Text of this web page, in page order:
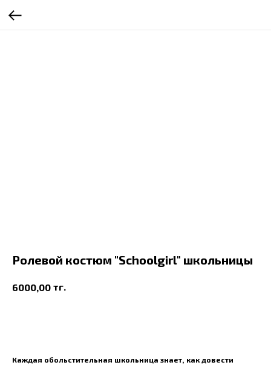
Ролевой костюм "Schoolgirl" школьницы
6000,00 тг.
Каждая обольстительная школьница знает, как довести